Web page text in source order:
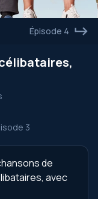
Épisode 4
3
de
avec